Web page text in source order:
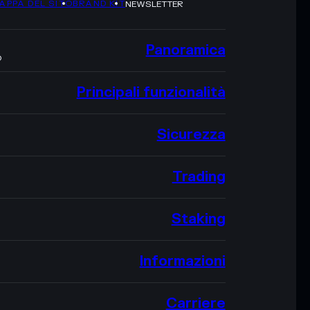
DEL SITOBRAND KITNEWSLETTER
Panoramica
Principali funzionalità
Sicurezza
Trading
Staking
Informazioni
Carriere